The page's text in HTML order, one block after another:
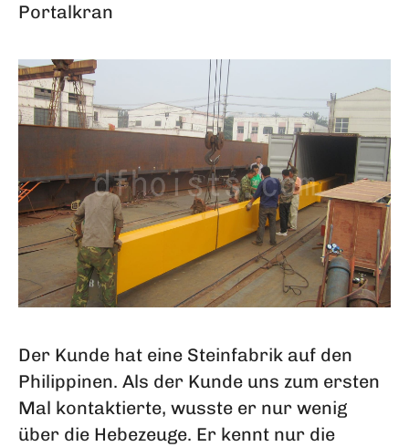
Portalkran
Der Kunde hat eine Steinfabrik auf den
Philippinen. Als der Kunde uns zum ersten
Mal kontaktierte, wusste er nur wenig
über die Hebezeuge. Er kennt nur die